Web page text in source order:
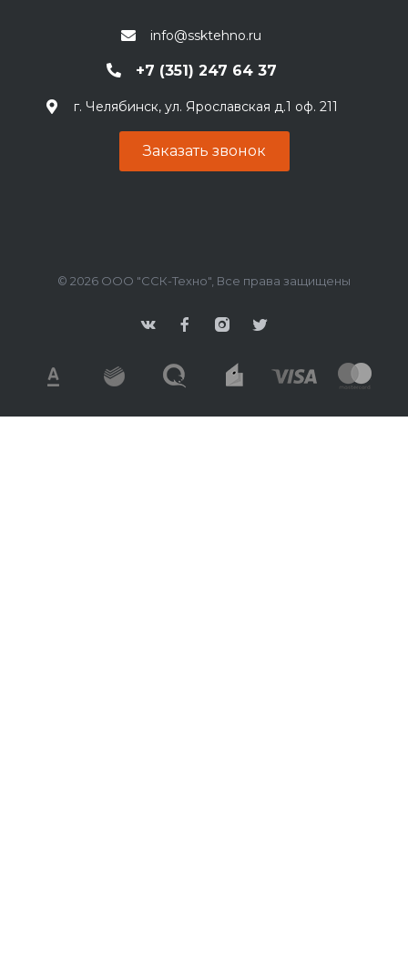
info@ssktehno.ru
+7 (351) 247 64 37
г. Челябинск, ул. Ярославская д.1 оф. 211
Заказать звонок
© 2026 ООО "ССК-Техно", Все права защищены